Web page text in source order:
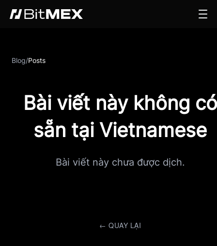
Blog/Posts
Bài viết này không có
sẵn tại Vietnamese
Bài viết này chưa được dịch.
← QUAY LẠI